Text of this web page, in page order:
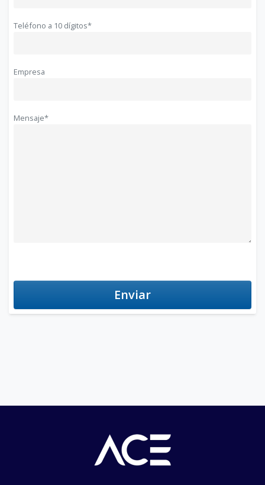
Teléfono a 10 dígitos*
Empresa
Mensaje*
Enviar